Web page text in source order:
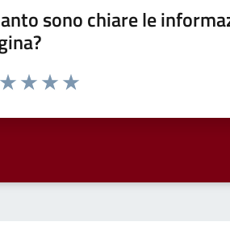
sono chiare le
da 1 a 5 stelle la pagina